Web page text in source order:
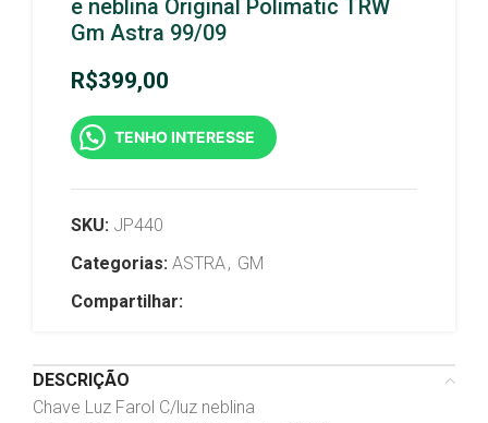
e neblina Original Polimatic TRW
Gm Astra 99/09
R$399,00
TENHO INTERESSE
SKU: JP440
Categorias: ASTRA, GM
Compartilhar:
DESCRIÇÃO
Chave Luz Farol C/luz neblina